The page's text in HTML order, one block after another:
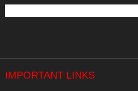
IMPORTANT LINKS